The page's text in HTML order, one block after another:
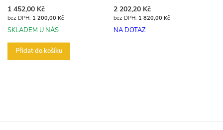
1 452,00 Kč
1 200,00 Kč
SKLADEM U NÁS
Přidat do košíku
2 202,20 Kč
1 820,00 Kč
NA DOTAZ